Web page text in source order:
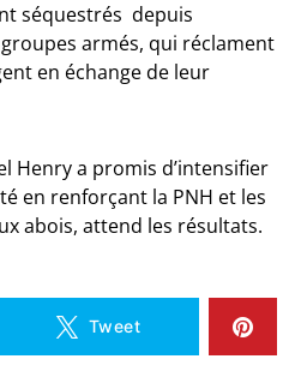
séquestrés depuis
armés, qui réclament
en échange de leur
Henry a promis d’intensifier
en renforçant la PNH et les
abois, attend les résultats.
Tweet